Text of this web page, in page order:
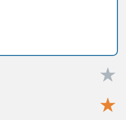
★
★